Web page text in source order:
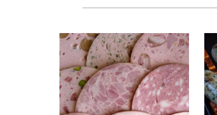
Voir en détail